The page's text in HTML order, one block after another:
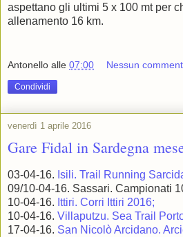
aspettano gli ultimi 5 x 100 mt per
allenamento 16 km.
Antonello alle 07:00 Nessun
Condividi
venerdì 1 aprile 2016
Gare Fidal in Sardegna
03-04-16. Isili. Trail Running
09/10-04-16. Sassari. Campionati
10-04-16. Ittiri. Corri Ittiri 2016;
10-04-16. Villaputzu. Sea Trail
17-04-16. San Nicolò Arcidano.